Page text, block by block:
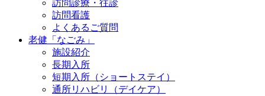
訪問診療・往診
訪問看護
よくあるご質問
老健「なごみ」
施設紹介
長期入所
短期入所（ショートステイ）
通所リハビリ（デイケア）